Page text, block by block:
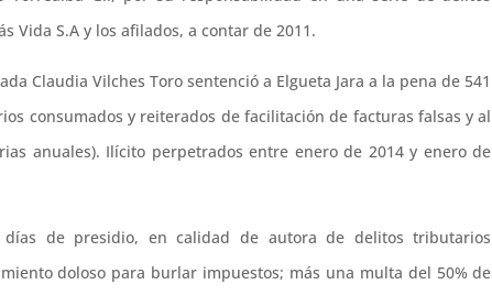
Vida S.A y los afilados, a contar de 2011.
Claudia Vilches Toro sentenció a Elgueta Jara a la pena de 541
consumados y reiterados de facilitación de facturas falsas y al
anuales). Ilícito perpetrados entre enero de 2014 y enero de
de presidio, en calidad de autora de delitos tributarios
doloso para burlar impuestos; más una multa del 50% de